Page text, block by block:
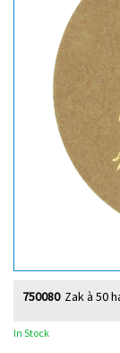
Zak à 50
750080
In Stock